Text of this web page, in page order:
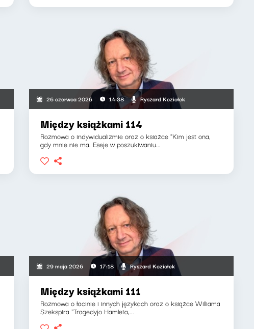
26 czerwca 2026 14:38 Ryszard Koziołek
Między książkami 114
Rozmowa o indywidualizmie oraz o ksiażce "Kim jest ona,
gdy mnie nie ma. Eseje w poszukiwaniu...
29 maja 2026 17:18 Ryszard Koziołek
Między książkami 111
Rozmowa o łacinie i innych językach oraz o książce Williama
Szekspira "Tragedyjo Hamleta,...